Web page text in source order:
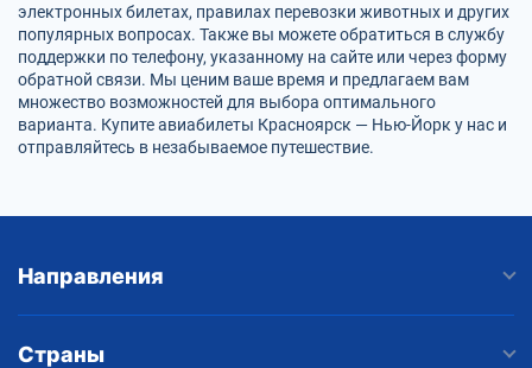
электронных билетах, правилах перевозки животных и других
популярных вопросах. Также вы можете обратиться в службу
поддержки по телефону, указанному на сайте или через форму
обратной связи. Мы ценим ваше время и предлагаем вам
множество возможностей для выбора оптимального
варианта. Купите авиабилеты Красноярск — Нью-Йорк у нас и
отправляйтесь в незабываемое путешествие.
Направления
Страны